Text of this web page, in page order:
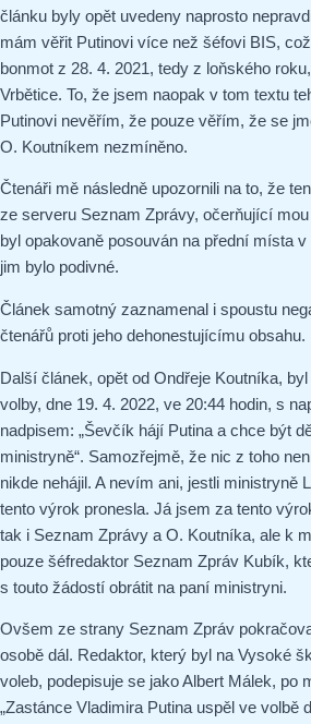
článku byly opět uvedeny naprosto
mám věřit Putinovi více než šéfovi BIS,
bonmot z 28. 4. 2021, tedy z loňského
Vrbětice. To, že jsem naopak v tom textu
Putinovi nevěřím, že pouze věřím, že se
O. Koutníkem nezmíněno.
Čtenáři mě následně upozornili na to, že
ze serveru Seznam Zprávy, očerňující
byl opakovaně posouván na přední místa
jim bylo podivné.
Článek samotný zaznamenal i spoustu
čtenářů proti jeho dehonestujícímu obsahu.
Další článek, opět od Ondřeje Koutníka,
volby, dne 19. 4. 2022, ve 20:44 hodin, s
nadpisem: „Ševčík hájí Putina a chce být
ministryně“. Samozřejmě, že nic z toho
nikde nehájil. A nevím ani, jestli ministryně
tento výrok pronesla. Já jsem za tento
tak i Seznam Zprávy a O. Koutníka, ale k
pouze šéfredaktor Seznam Zpráv Kubík,
s touto žádostí obrátit na paní ministryni.
Ovšem ze strany Seznam Zpráv
osobě dál. Redaktor, který byl na Vysoké
voleb, podepisuje se jako Albert Málek, po
„Zastánce Vladimira Putina uspěl ve volbě